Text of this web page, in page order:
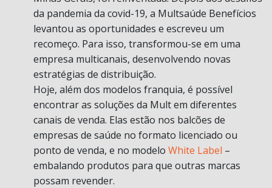
da pandemia da covid-19, a Multsaúde Benefícios
levantou as oportunidades e escreveu um
recomeço. Para isso, transformou-se em uma
empresa multicanais, desenvolvendo novas
estratégias de distribuição.
Hoje, além dos modelos franquia, é possível
encontrar as soluções da Mult em diferentes
canais de venda. Elas estão nos balcões de
empresas de saúde no formato licenciado ou
ponto de venda, e no modelo White Label –
embalando produtos para que outras marcas
possam revender.